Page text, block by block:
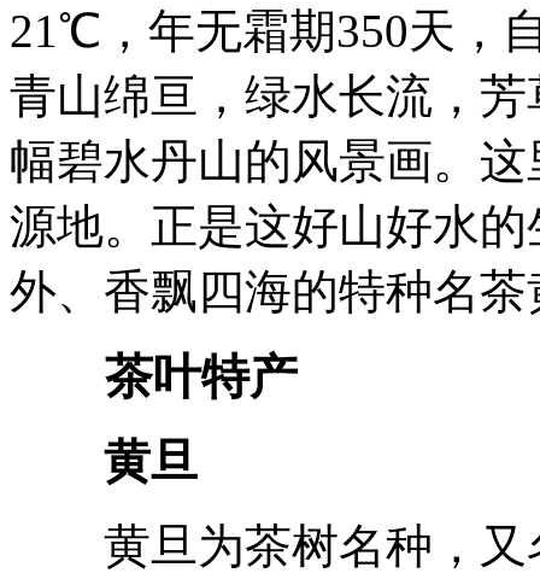
21℃，年无霜期350天，
青山绵亘，绿水长流，
幅碧水丹山的风景画。
源地。正是这好山好水
外、香飘四海的特种名
茶叶特产
黄旦
黄旦为茶树名种，又